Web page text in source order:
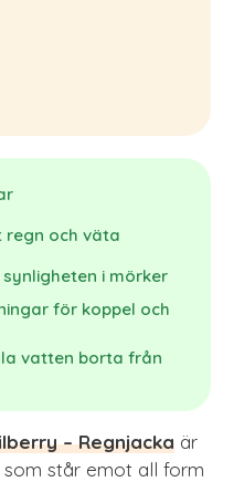
regn och väta
i mörker
för koppel och
vatten borta från
– Regnjacka är
står emot all form